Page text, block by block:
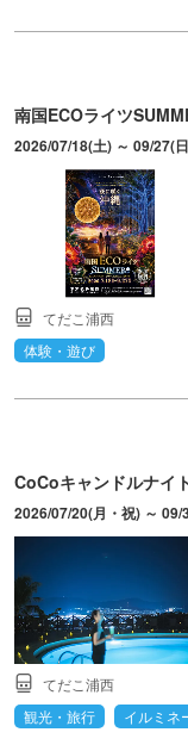
南国ECOライツ
てだこ浦西
体験・遊び
CoCoキャンドルナイ
てだこ浦西
観光・旅行
イルミネ